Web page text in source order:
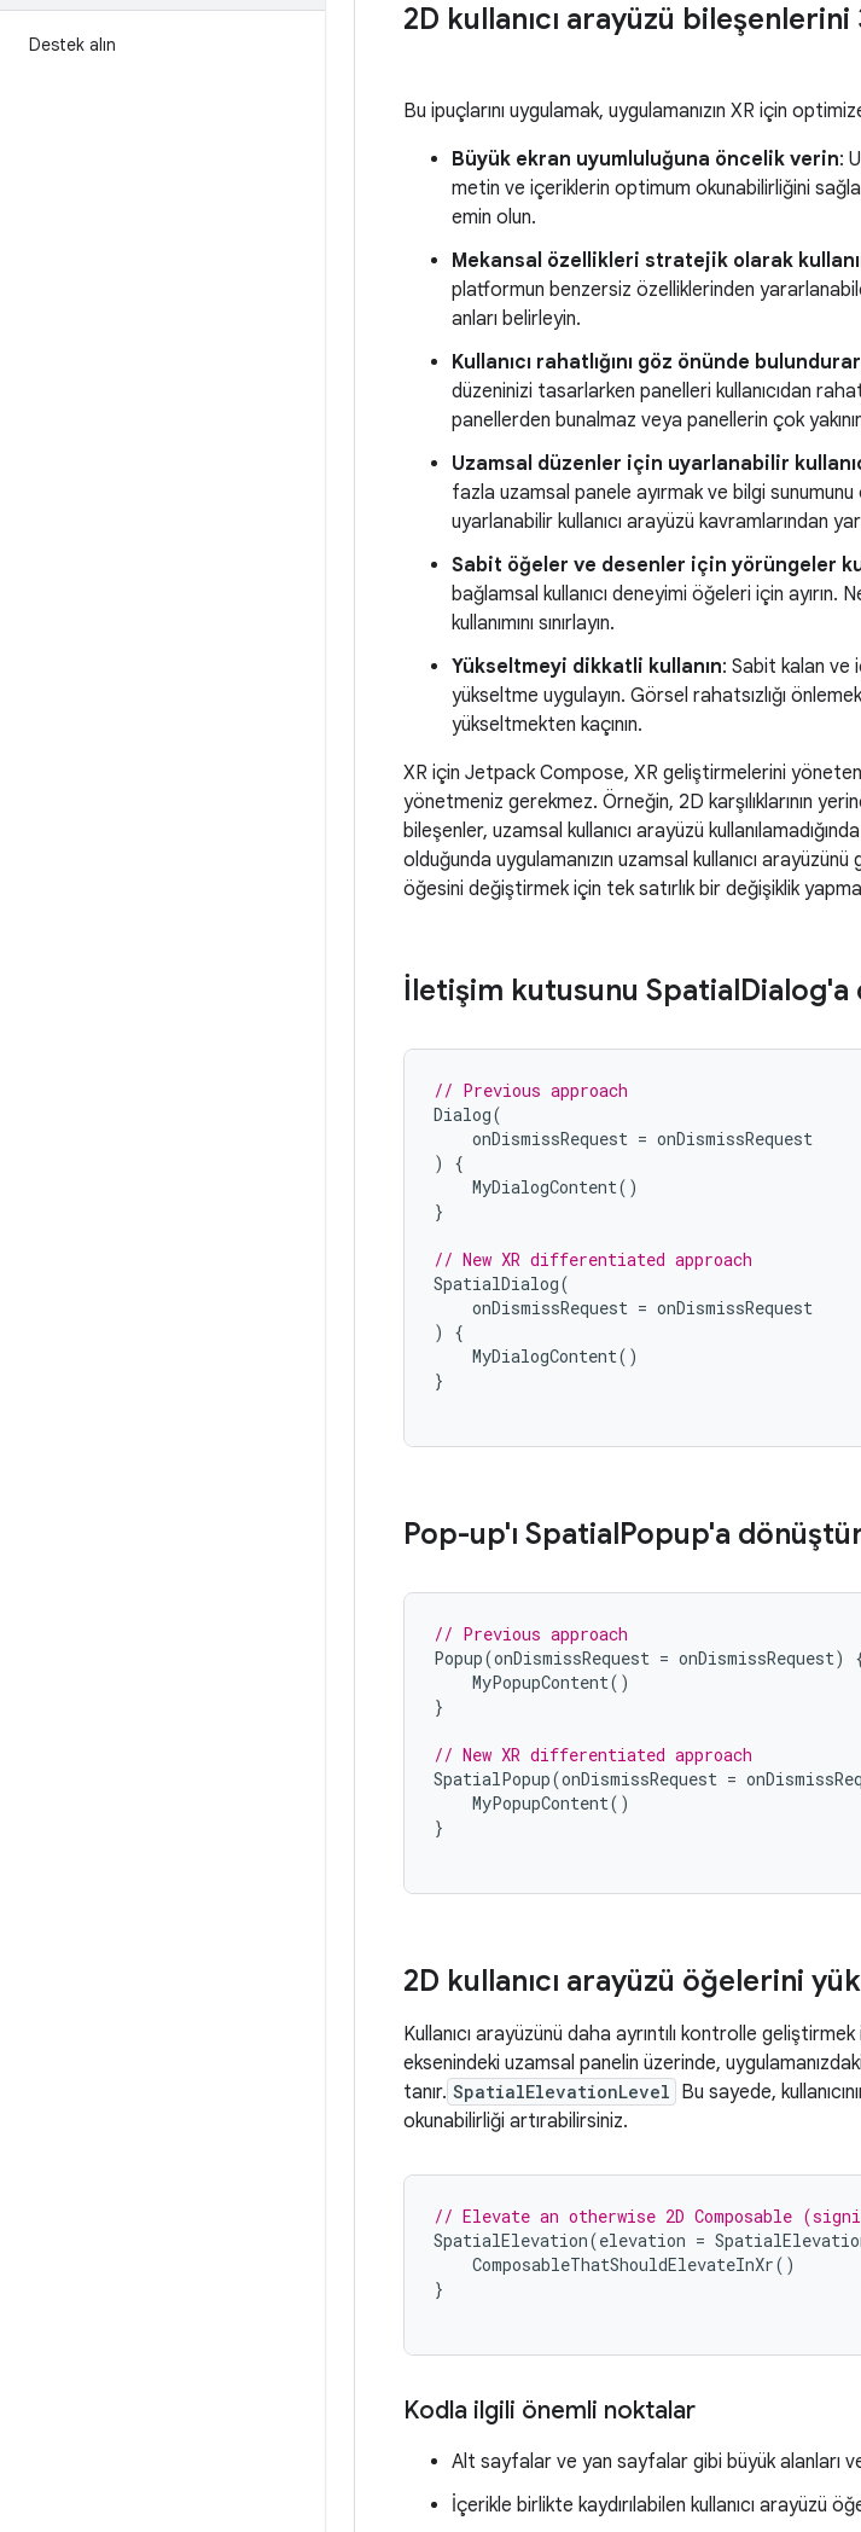
Destek alın
2D kullanıcı arayüzü
Bu ipuçlarını uygulamak, uygulamanızın XR için
Büyük ekran uyumluluğuna öncelik verin:
metin ve içeriklerin optimum okunabilirliğini
emin olun.
Mekansal özellikleri stratejik olarak
platformun benzersiz özelliklerinden
anları belirleyin.
Kullanıcı rahatlığını göz önünde
düzeninizi tasarlarken panelleri kullanıcıdan
panellerden bunalmaz veya panellerin çok
Uzamsal düzenler için uyarlanabilir
fazla uzamsal panele ayırmak ve bilgi
uyarlanabilir kullanıcı arayüzü kavramlarından
Sabit öğeler ve desenler için yörüngeler
bağlamsal kullanıcı deneyimi öğeleri için
kullanımını sınırlayın.
Yükseltmeyi dikkatli kullanın: Sabit kalan ve
yükseltme uygulayın. Görsel rahatsızlığı
yükseltmekten kaçının.
XR için Jetpack Compose, XR geliştirmelerini
yönetmeniz gerekmez. Örneğin, 2D karşılıklarının
bileşenler, uzamsal kullanıcı arayüzü
olduğunda uygulamanızın uzamsal kullanıcı
öğesini değiştirmek için tek satırlık bir değişiklik
İletişim kutusunu Spatial
// Previous approach
Dialog(
onDismissRequest = onDismissRequest
)
{
MyDialogContent()
}
// New XR differentiated approach
SpatialDialog(
onDismissRequest = onDismissRequest
)
{
MyDialogContent()
}
Pop-up'ı SpatialPopup'a
// Previous approach
Popup(onDismissRequest = onDismissRequest)
MyPopupContent()
}
// New XR differentiated approach
SpatialPopup(onDismissRequest =
MyPopupContent()
}
2D kullanıcı arayüzü öğelerini
Kullanıcı arayüzünü daha ayrıntılı kontrolle
eksenindeki uzamsal panelin üzerinde,
tanır. SpatialElevationLevel Bu sayede,
okunabilirliği artırabilirsiniz.
// Elevate an otherwise 2D Composable
SpatialElevation(elevation =
ComposableThatShouldElevateInXr()
}
Kodla ilgili önemli noktalar
Alt sayfalar ve yan sayfalar gibi büyük alanları
İçerikle birlikte kaydırılabilen kullanıcı arayüzü